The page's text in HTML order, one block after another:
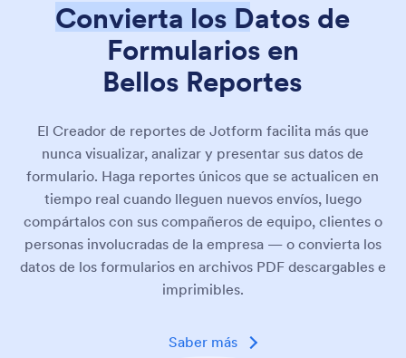
Convierta los Datos de
Formularios en
Bellos Reportes
El Creador de reportes de Jotform facilita más que
nunca visualizar, analizar y presentar sus datos de
formulario. Haga reportes únicos que se actualicen en
tiempo real cuando lleguen nuevos envíos, luego
compártalos con sus compañeros de equipo, clientes o
personas involucradas de la empresa — o convierta los
datos de los formularios en archivos PDF descargables e
imprimibles.
Saber más